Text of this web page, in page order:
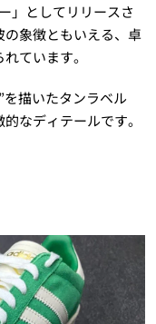
」としてリリースさ
象徴ともいえる、卓
ています。
描いたタンラベル
なディテールです。